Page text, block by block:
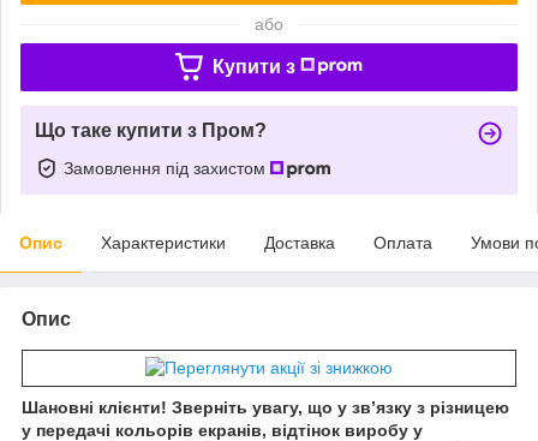
або
Купити з
Що таке купити з Пром?
Замовлення під захистом
Опис Характеристики Доставка Оплата Умови
Опис
Шановні клієнти! Зверніть увагу, що у зв’язку з різницею
у передачі кольорів екранів, відтінок виробу у